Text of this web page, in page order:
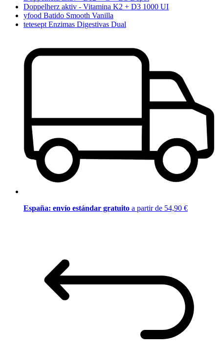
Doppelherz aktiv - Vitamina K2 + D3 1000 UI
yfood Batido Smooth Vanilla
tetesept Enzimas Digestivas Dual
España: envío estándar gratuito a partir de 54,90 €